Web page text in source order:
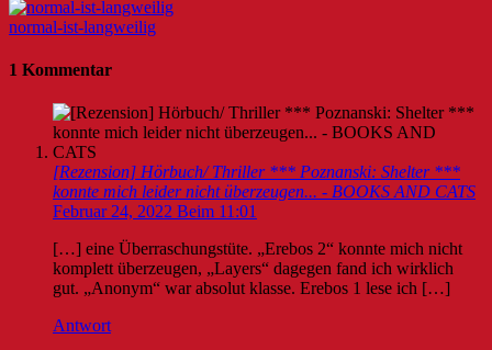
normal-ist-langweilig
1 Kommentar
[Rezension] Hörbuch/ Thriller *** Poznanski: Shelter ***
konnte mich leider nicht überzeugen... - BOOKS AND CATS
Februar 24, 2022 Beim 11:01
[…] eine Überraschungstüte. „Erebos 2“ konnte mich nicht
komplett überzeugen, „Layers“ dagegen fand ich wirklich
gut. „Anonym“ war absolut klasse. Erebos 1 lese ich […]
Antwort